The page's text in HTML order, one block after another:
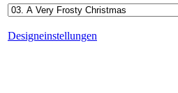
Designeinstellungen